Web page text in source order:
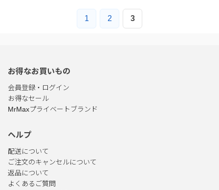
1 2 3
お得なお買いもの
会員登録・ログイン
お得なセール
MrMaxプライベートブランド
ヘルプ
配送について
ご注文のキャンセルについて
返品について
よくあるご質問